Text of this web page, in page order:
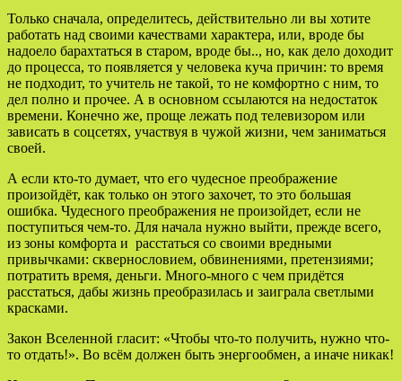
Только сначала, определитесь, действительно ли вы хотите
работать над своими качествами характера, или, вроде бы
надоело барахтаться в старом, вроде бы.., но, как дело доходит
до процесса, то появляется у человека куча причин: то время
не подходит, то учитель не такой, то не комфортно с ним, то
дел полно и прочее. А в основном ссылаются на недостаток
времени. Конечно же, проще лежать под телевизором или
зависать в соцсетях, участвуя в чужой жизни, чем заниматься
своей.
А если кто-то думает, что его чудесное преображение
произойдёт, как только он этого захочет, то это большая
ошибка. Чудесного преображения не произойдет, если не
поступиться чем-то. Для начала нужно выйти, прежде всего,
из зоны комфорта и расстаться со своими вредными
привычками: сквернословием, обвинениями, претензиями;
потратить время, деньги. Много-много с чем придётся
расстаться, дабы жизнь преобразилась и заиграла светлыми
красками.
Закон Вселенной гласит: «Чтобы что-то получить, нужно что-
то отдать!». Во всём должен быть энергообмен, а иначе никак!